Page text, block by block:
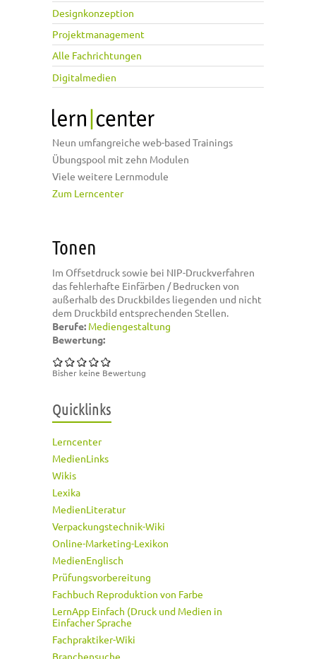
Designkonzeption
Projektmanagement
Alle Fachrichtungen
Digitalmedien
Neun umfangreiche web-based Trainings
Übungspool mit zehn Modulen
Viele weitere Lernmodule
Zum Lerncenter
Tonen
Im Offsetdruck sowie bei NIP-Druckverfahren
das fehlerhafte Einfärben / Bedrucken von
außerhalb des Druckbildes liegenden und nicht
dem Druckbild entsprechenden Stellen.
Berufe: Mediengestaltung
Bewertung:
Bisher keine Bewertung
Quicklinks
Lerncenter
MedienLinks
Wikis
Lexika
MedienLiteratur
Verpackungstechnik-Wiki
Online-Marketing-Lexikon
MedienEnglisch
Prüfungsvorbereitung
Fachbuch Reproduktion von Farbe
LernApp Einfach (Druck und Medien in
Einfacher Sprache
Fachpraktiker-Wiki
Branchensuche